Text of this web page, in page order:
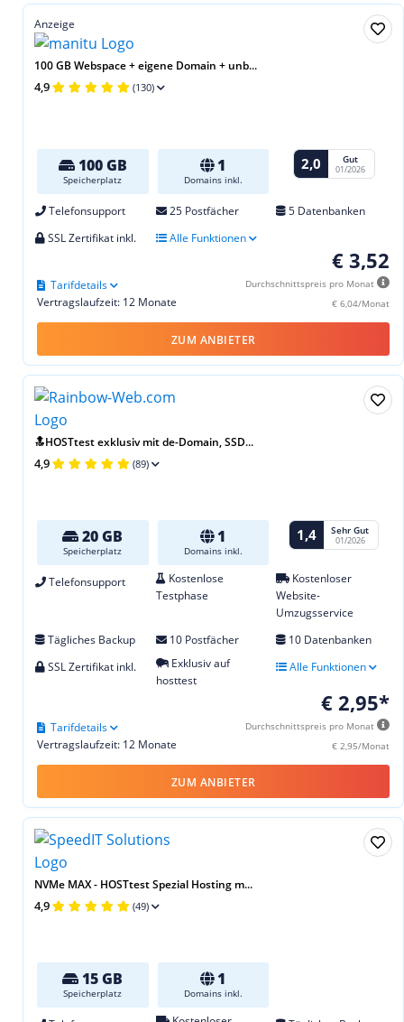
Anzeige
100 GB Webspace + eigene Domain + unb...
4,9 (130)
100 GB
Speicherplatz
1
Domains inkl.
2,0 Gut
01/2026
Telefonsupport 25 Postfächer
5 Datenbanken
SSL Zertifikat inkl.
Alle Funktionen
€ 3,52
Durchschnittspreis pro Monat
€ 6,04/Monat
Vertragslaufzeit: 12 Monate
Tarifdetails
ZUM ANBIETER
🔝HOSTtest exklusiv mit de-Domain, SSD...
4,9 (89)
20 GB
Speicherplatz
1
Domains inkl.
1,4 Sehr Gut
01/2026
Telefonsupport
Kostenlose
Testphase
Kostenloser
Website-
Umzugsservice
Tägliches Backup
10 Postfächer
10 Datenbanken
SSL Zertifikat inkl.
Exklusiv auf
hosttest
Alle Funktionen
€ 2,95*
Durchschnittspreis pro Monat
€ 2,95/Monat
Vertragslaufzeit: 12 Monate
Tarifdetails
ZUM ANBIETER
NVMe MAX - HOSTtest Spezial Hosting m...
4,9 (49)
15 GB
Speicherplatz
1
Domains inkl.